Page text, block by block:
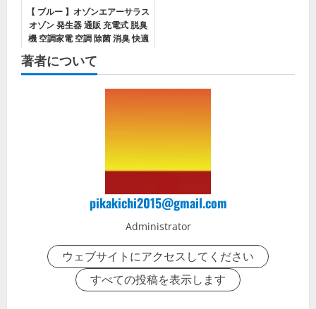
【 ブルー 】オゾンエアーサラス
オゾン 発生器 通販 充電式 脱臭
機 空調家電 空調 除菌 消臭 快適
し 小型 持ち運び ポータブル ペ
ット トイレ タバコ オゾンエ...
著者について
pikakichi2015@gmail.com
Administrator
ウェブサイトにアクセスしてください
すべての投稿を表示します